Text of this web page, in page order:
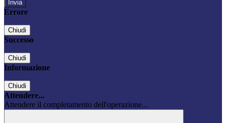
Errore
Chiudi
Successo
Chiudi
Informazione
Chiudi
Attendere...
Attendere il completamento dell'operazione...